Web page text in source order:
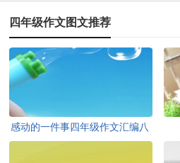
四年级作文图文推荐
感动的一件事四年级作文汇编八